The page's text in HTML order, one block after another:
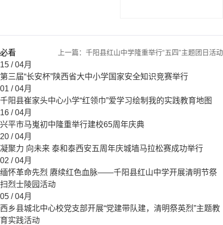
上一篇： 千阳县红山中学隆重举行“五四”主题团日活动
必看
15 / 04月
第三届“长安杯”陕西省大中小学国家安全知识竞赛举行
01 / 04月
千阳县崔家头中心小学“红领巾”爱学习绘制我的实践教育地图
16 / 04月
兴平市马嵬初中隆重举行建校65周年庆典
20 / 04月
凝聚力 向未来 泰和泰西安五周年庆城墙马拉松赛成功举行
02 / 04月
缅怀革命先烈 赓续红色血脉——千阳县红山中学开展清明节祭
扫烈士陵园活动
05 / 04月
西乡县城北中心校党支部开展“党建带队建，清明祭英烈”主题教
育实践活动